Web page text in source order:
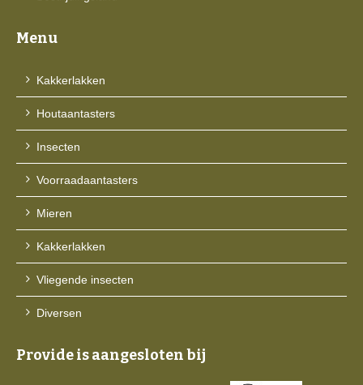
Menu
Kakkerlakken
Houtaantasters
Insecten
Voorraadaantasters
Mieren
Kakkerlakken
Vliegende insecten
Diversen
Provide is aangesloten bij